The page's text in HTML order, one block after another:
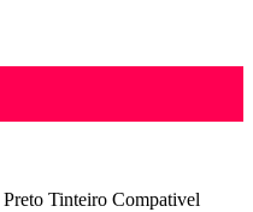
Tinteiro Compativel